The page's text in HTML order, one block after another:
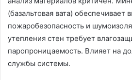
(базальтовая вата) обеспечивает
пожаробезопасность и
утепления стен требует
паропроницаемость․ Влияет на
службы системы․